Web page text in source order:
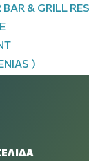
BAR & GRILL
)